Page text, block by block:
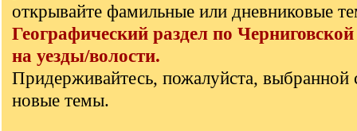
открывайте фамильные или дневниковые
Географический раздел по
на уезды/волости.
Придерживайтесь, пожалуйста, выбранной
новые темы.